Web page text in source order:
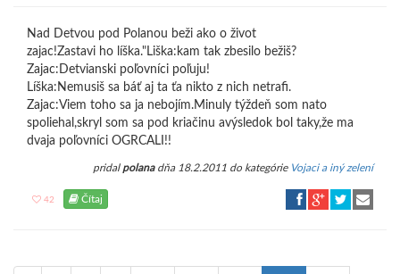
Nad Detvou pod Polanou beži ako o život
zajac!Zastavi ho líška."Liška:kam tak zbesilo bežiš?
Zajac:Detvianski poľovníci poľuju!
Líška:Nemusiš sa báť aj ta ťa nikto z nich netrafi.
Zajac:Viem toho sa ja nebojím.Minuly týždeň som nato
spoliehal,skryl som sa pod kriačinu avýsledok bol taky,že ma
dvaja poľovníci OGRCALI!!
pridal polanadňa 18.2.2011 do kategórie Vojaci a iný zelení
42 Čítaj